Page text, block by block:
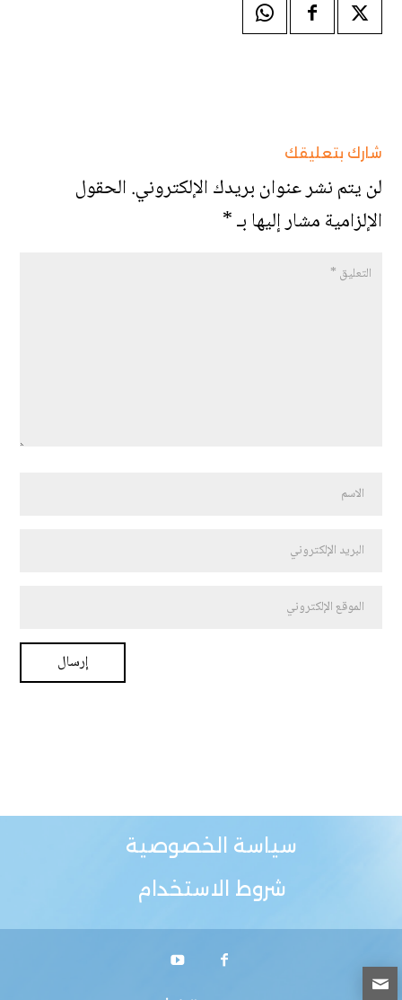
شارك بتعليقك
لن يتم نشر عنوان بريدك الإلكتروني.الحقول
الإلزامية مشار إليها بـ*
سياسة الخصوصية
شروط الاستخدام